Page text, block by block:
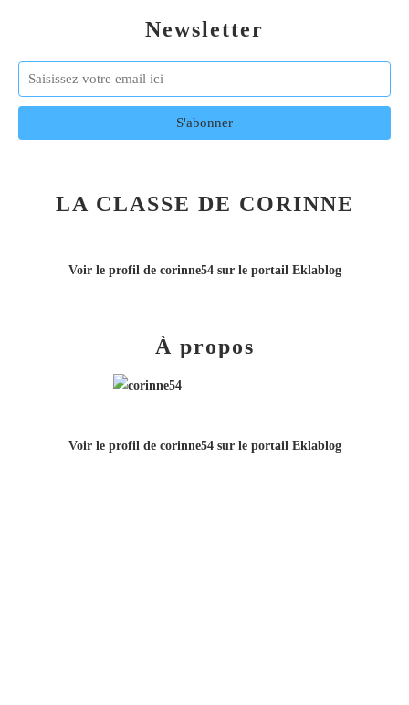
Newsletter
LA CLASSE DE CORINNE
Voir le profil de corinne54sur le portail Eklablog
À propos
Voir le profil de corinne54sur le portail Eklablog